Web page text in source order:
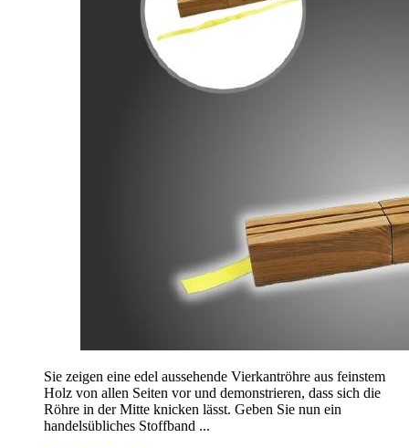
Sie zeigen eine edel aussehende Vierkantröhre aus feinstem
Holz von allen Seiten vor und demonstrieren, dass sich die
Röhre in der Mitte knicken lässt. Geben Sie nun ein
handelsübliches Stoffband ...